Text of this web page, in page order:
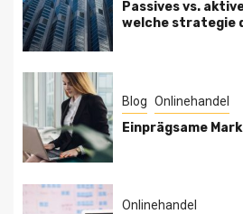
Passives vs.
welche strategie
Blog Onlinehandel
Einprägsame
Onlinehandel